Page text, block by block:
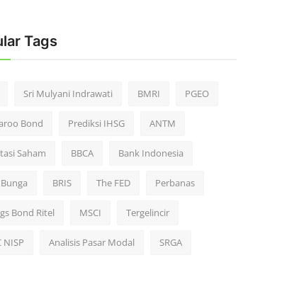
Tags
Sri Mulyani Indrawati BMRI PGEO
Bond Prediksi IHSG ANTM
Saham BBCA Bank Indonesia
BRIS The FED Perbanas
Bond Ritel MSCI Tergelincir
NISP Analisis Pasar Modal SRGA